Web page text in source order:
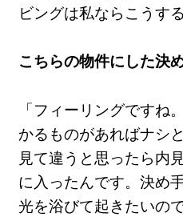
ビングは私ならこうす
こちらの物件にした決
「フィーリングです
かるものがあればナシ
見て違うと思ったら内
に入ったんです。決め
光を浴びて起きたいの